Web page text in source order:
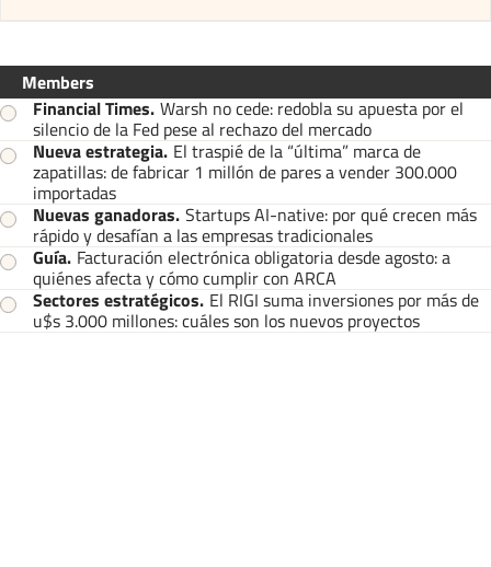
Members
Financial Times. Warsh no cede: redobla su apuesta por el
silencio de la Fed pese al rechazo del mercado
Nueva estrategia. El traspié de la “última” marca de
zapatillas: de fabricar 1 millón de pares a vender 300.000
importadas
Nuevas ganadoras. Startups AI-native: por qué crecen más
rápido y desafían a las empresas tradicionales
Guía. Facturación electrónica obligatoria desde agosto: a
quiénes afecta y cómo cumplir con ARCA
Sectores estratégicos. El RIGI suma inversiones por más de
u$s 3.000 millones: cuáles son los nuevos proyectos